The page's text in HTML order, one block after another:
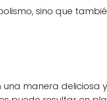
sino que
manera deliciosa